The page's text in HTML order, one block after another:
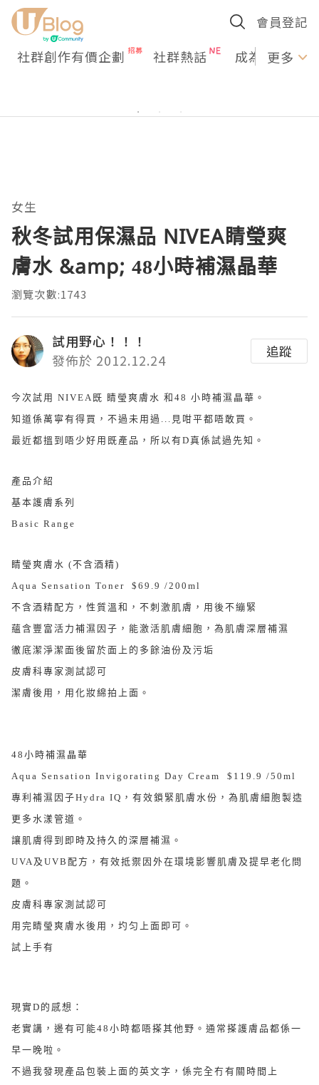
會員登記
社群創作有價企劃 社群熱話 成為U更多
女生
秋冬試用保濕品 NIVEA睛瑩爽
膚水 &amp; 48小時補濕晶華
瀏覽次數:1743
試用野心！！！
發佈於 2012.12.24
追蹤
今次試用 NIVEA既 睛瑩爽膚水 和48 小時補濕晶華。
知道係萬寧有得買，不過未用過...見咁平都唔敢買。
最近都搵到唔少好用既產品，所以有D真係試過先知。
產品介紹
基本護膚系列
Basic Range
睛瑩爽膚水 (不含酒精)
Aqua Sensation Toner $69.9 /200ml
不含酒精配方，性質溫和，不刺激肌膚，用後不繃緊
蘊含豐富活力補濕因子，能激活肌膚細胞，為肌膚深層補濕
徹底潔淨潔面後留於面上的多餘油份及污垢
皮膚科專家測試認可
潔膚後用，用化妝綿拍上面。
48小時補濕晶華
Aqua Sensation Invigorating Day Cream $119.9 /50ml
專利補濕因子Hydra IQ，有效鎖緊肌膚水份，為肌膚細胞製造
更多水漾管道。
讓肌膚得到即時及持久的深層補濕。
UVA及UVB配方，有效抵禦因外在環境影響肌膚及提早老化問
題。
皮膚科專家測試認可
用完睛瑩爽膚水後用，圴匀上面即可。
試上手有
現實D的感想：
老實講，邊有可能48小時都唔搽其他野。通常搽護膚品都係一
早一晚啦。
不過我發現產品包裝上面的英文字，係完全冇有關時間上